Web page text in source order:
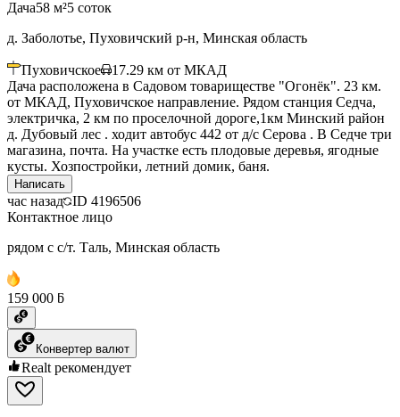
Дача58 м²5 соток
д. Заболотье, Пуховичский р-н, Минская область
Пуховичское 17.29 км от МКАД
Дача расположена в Садовом товариществе "Огонёк". 23 км.
от МКАД, Пуховичское направление. Рядом станция Седча,
электричка, 2 км по проселочной дороге,1км Минский район
д. Дубовый лес . ходит автобус 442 от д/с Серова . В Седче три
магазина, почта. На участке есть плодовые деревья, ягодные
кусты. Хозпостройки, летний домик, баня.
Написать
час назад ID 4196506
Контактное лицо
рядом с с/т. Таль, Минская область
159 000 ƃ
Конвертер валют
Realt рекомендует